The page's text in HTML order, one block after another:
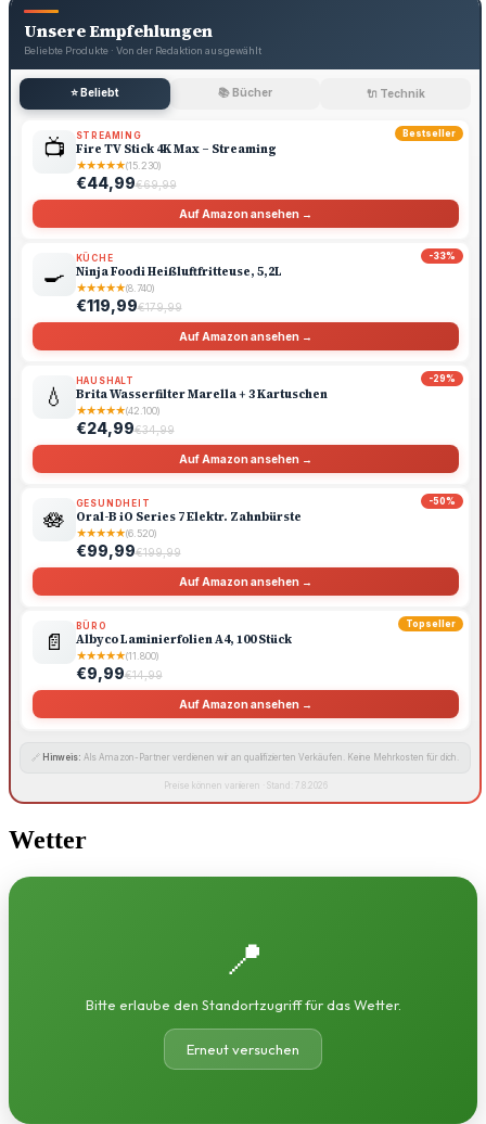
Unsere Empfehlungen
Beliebte Produkte · Von der Redaktion ausgewählt
⭐ Beliebt 📚 Bücher 🔌 Technik
Bestseller
📺 STREAMING
Fire TV Stick 4K Max – Streaming
★★★★★(15.230)
€44,99€69,99
Auf Amazon ansehen →
-33%
🍳
KÜCHE
Ninja Foodi Heißluftfritteuse, 5,2L
★★★★★(8.740)
€119,99€179,99
Auf Amazon ansehen →
-29%
💧
HAUSHALT
Brita Wasserfilter Marella + 3 Kartuschen
★★★★★(42.100)
€24,99€34,99
Auf Amazon ansehen →
-50%
🪷
GESUNDHEIT
Oral-B iO Series 7 Elektr. Zahnbürste
★★★★★(6.520)
€99,99€199,99
Auf Amazon ansehen →
Topseller
📄
BÜRO
Albyco Laminierfolien A4, 100 Stück
★★★★★(11.800)
€9,99€14,99
Auf Amazon ansehen →
🔗 Hinweis: Als Amazon-Partner verdienen wir an qualifizierten Verkäufen. Keine Mehrkosten für dich.
Preise können variieren · Stand: 7.8.2026
Wetter
📍
Bitte erlaube den Standortzugriff für das Wetter.
Erneut versuchen